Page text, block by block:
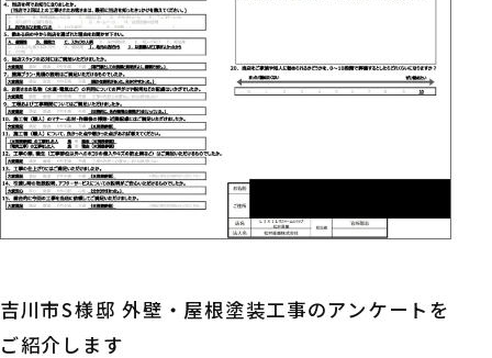
吉川市S様邸 外壁・屋根塗装工事のアンケートを
ご紹介します